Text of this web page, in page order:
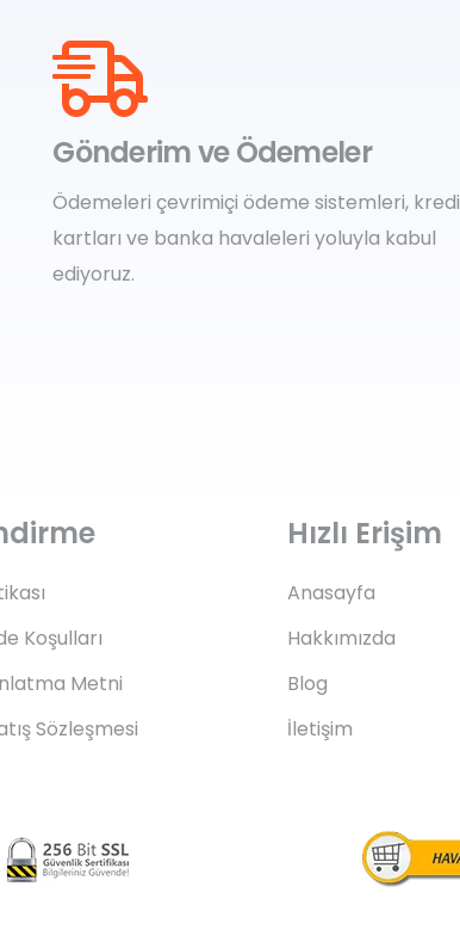
Gönderim ve Ödemeler
Ödemeleri çevrimiçi ödeme sistemleri, kredi
kartları ve banka havaleleri yoluyla kabul
ediyoruz.
Koşulları
Metni
Sözleşmesi
Hızlı Erişim
Anasayfa
Hakkımızda
Blog
İletişim